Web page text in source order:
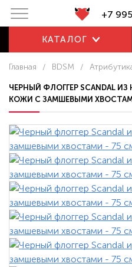
+7
КАТАЛОГ
Главная / BDSM /
ЧЕРНЫЙ ФЛОГГЕР SCANDAL
КОЖИ С ЗАМШЕВЫМИ